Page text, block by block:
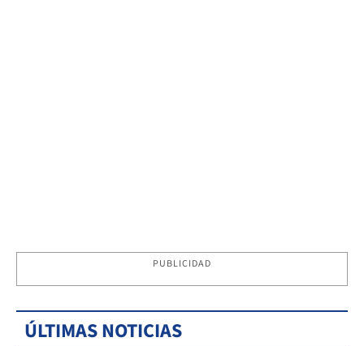
PUBLICIDAD
ÚLTIMAS NOTICIAS